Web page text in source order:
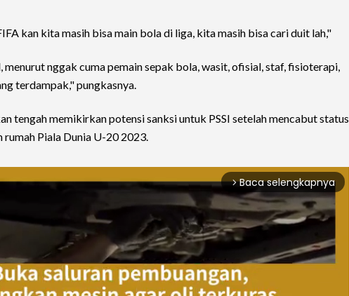
kan kita masih bisa main bola di liga, kita masih bisa cari duit lah,"
menurut nggak cuma pemain sepak bola, wasit, ofisial, staf, fisioterapi,
terdampak," pungkasnya.
tengah memikirkan potensi sanksi untuk PSSI setelah mencabut status
rumah Piala Dunia U-20 2023.
arrow_forward_ios Baca selengkapnya